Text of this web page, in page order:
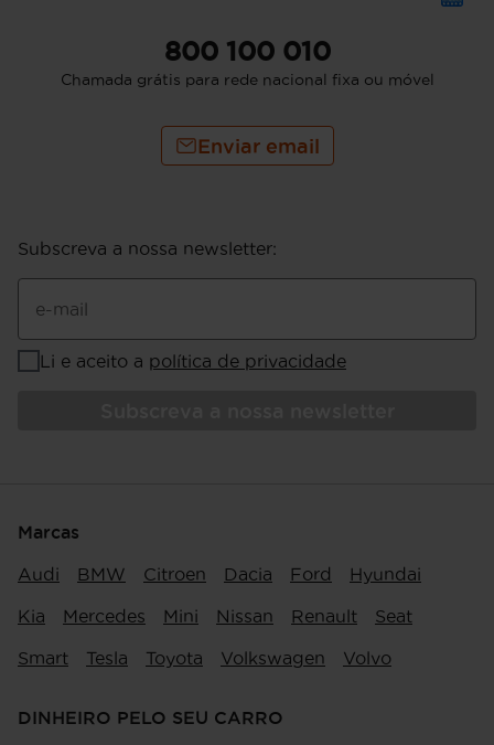
800 100 010
Chamada grátis para rede nacional fixa ou móvel
Enviar email
Subscreva a nossa newsletter:
e-mail
Li e aceito a política de privacidade
Marcas
Audi BMW Citroen Dacia Ford Hyundai
Kia Mercedes Mini Nissan Renault Seat
Smart Tesla Toyota Volkswagen Volvo
DINHEIRO PELO SEU CARRO